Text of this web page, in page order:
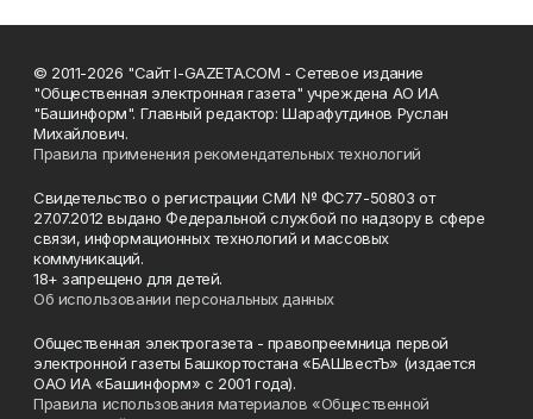
© 2011-2026 "Сайт I-GAZETA.COM - Сетевое издание
"Общественная электронная газета" учреждена АО ИА
"Башинформ". Главный редактор: Шарафутдинов Руслан
Михайлович.
Правила применения рекомендательных технологий
Свидетельство о регистрации СМИ № ФС77-50803 от
27.07.2012 выдано Федеральной службой по надзору в сфере
связи, информационных технологий и массовых
коммуникаций.
18+ запрещено для детей.
Об использовании персональных данных
Общественная электрогазета - правопреемница первой
электронной газеты Башкортостана «БАШвестЪ» (издается
ОАО ИА «Башинформ» с 2001 года).
Правила использования материалов «Общественной